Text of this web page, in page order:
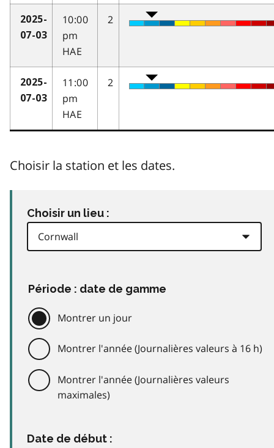
2025-
07-03
10:00
pm
HAE
2
2025-
07-03
11:00
pm
HAE
2
Choisir la station et les dates.
Choisir un lieu :
Période : date de gamme
Montrer un jour
Montrer l'année (Journalières valeurs à 16 h)
Montrer l'année (Journalières valeurs
maximales)
Date de début :